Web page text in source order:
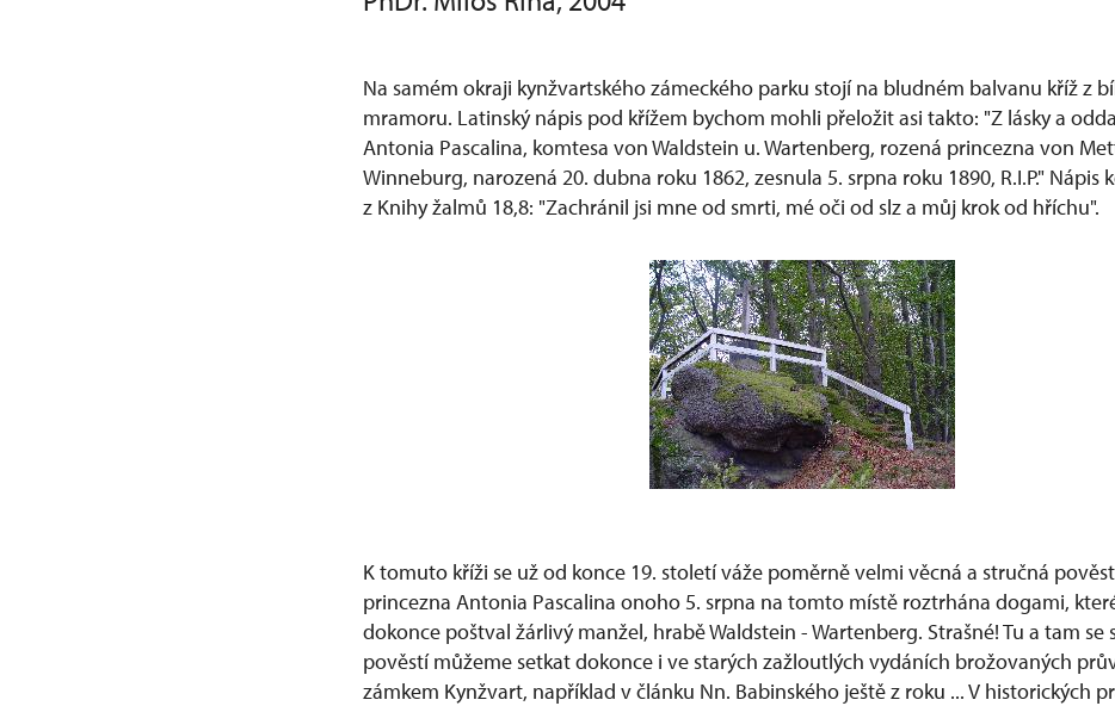
Na samém okraji kynžvartského zámeckého parku stojí na bludném balvanu kříž z
mramoru. Latinský nápis pod křížem bychom mohli přeložit asi takto: "Z lásky a
Antonia Pascalina, komtesa von Waldstein u. Wartenberg, rozená princezna von
Winneburg, narozená 20. dubna roku 1862, zesnula 5. srpna roku 1890, R.I.P." Nápis
z Knihy žalmů 18,8: "Zachránil jsi mne od smrti, mé oči od slz a můj krok od hříchu".
K tomuto kříži se už od konce 19. století váže poměrně velmi věcná a stručná
princezna Antonia Pascalina onoho 5. srpna na tomto místě roztrhána dogami,
dokonce poštval žárlivý manžel, hrabě Waldstein - Wartenberg. Strašné! Tu a tam
pověstí můžeme setkat dokonce i ve starých zažloutlých vydáních brožovaných
zámkem Kynžvart, například v článku Nn. Babinského ještě z roku ... V historických